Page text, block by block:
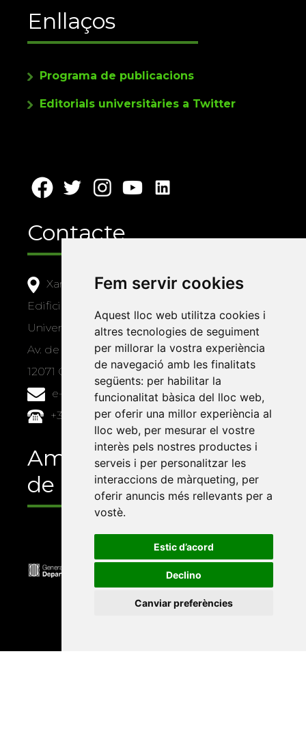
Fem servir cookies
Aquest lloc web utilitza cookies i
altres tecnologies de seguiment
per millorar la vostra experiència
de navegació amb les finalitats
següents: per habilitar la
funcionalitat bàsica del lloc web,
per oferir una millor experiència al
lloc web, per mesurar el vostre
interès pels nostres productes i
serveis i per personalitzar les
interaccions de màrqueting, per
oferir anuncis més rellevants per a
vostè.
Estic d’acord
Declino
Canviar preferències
Enllaços
Programa de publicacions
Editorials universitàries a Twitter
Contacte
Xarxa Vives d'Universitats
Edifici Àgora
Universitat Jaume I, local 10
Av. de Vicent Sos Baynat, s/n
12071 Castelló de la Plana
e-buc@vives.org
+34 964 72 89 93
Amb el suport
de